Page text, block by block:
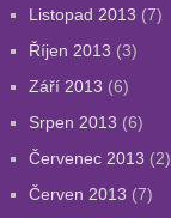
Listopad 2013 (7)
Říjen 2013 (3)
Září 2013 (6)
Srpen 2013 (6)
Červenec 2013 (2)
Červen 2013 (7)